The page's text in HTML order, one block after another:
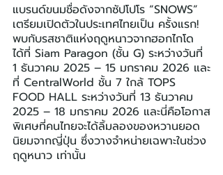
แบรนด์ขนมชื่อดังจากซัปโปโร “SNOWS”
เตรียมเปิดตัวในประเทศไทยเป็น ครั้งแรก!
พบกับรสชาติแห่งฤดูหนาวจากฮอกไกโด
ได้ที่ Siam Paragon (ชั้น G) ระหว่างวันที่
1 ธันวาคม 2025 – 15 มกราคม 2026 และ
ที่ CentralWorld ชั้น 7 ใกล้ TOPS
FOOD HALL ระหว่างวันที่ 13 ธันวาคม
2025 – 18 มกราคม 2026 และนี่คือโอกาส
พิเศษที่คนไทยจะได้ลิ้มลองของหวานยอด
นิยมจากญี่ปุ่น ซึ่งวางจำหน่ายเฉพาะในช่วง
ฤดูหนาว เท่านั้น